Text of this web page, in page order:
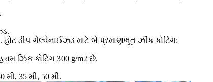
ડીપ ગેલ્વેનાઈઝ્ડ માટે બે પ્રમાણભૂત ઝીંક કોટિંગ:
ઝિંક કોટિંગ 300 g/m2 છે.
મી, 35 મી, 50 મી.